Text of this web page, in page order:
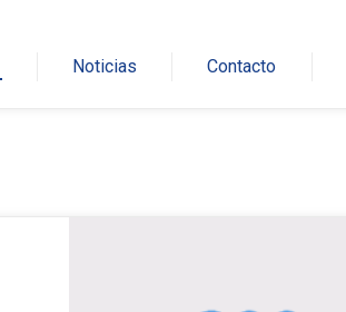
Noticias Contacto